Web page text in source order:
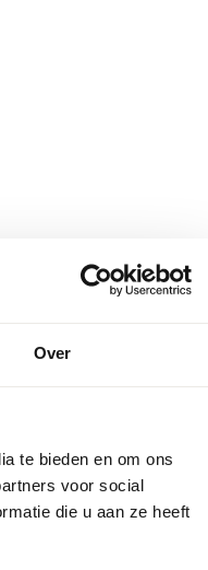
Over
te bieden en om ons
voor social
die u aan ze heeft
hergebruik van